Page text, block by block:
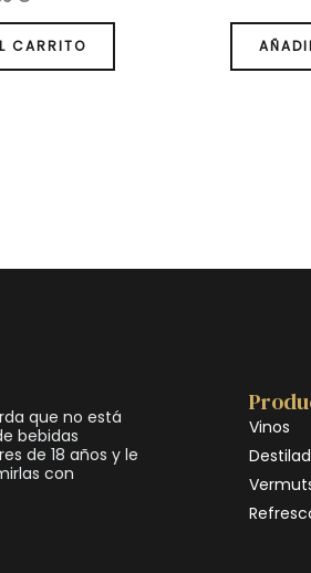
CARRITO
que no está
bebidas
de 18 años y le
con
Vinos